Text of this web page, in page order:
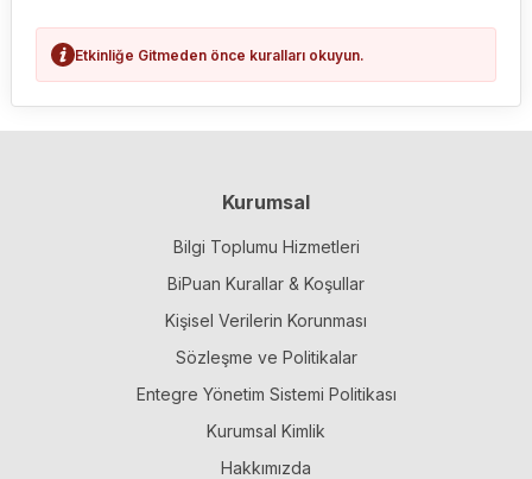
Etkinliğe Gitmeden önce kuralları okuyun.
Kurumsal
Bilgi Toplumu Hizmetleri
BiPuan Kurallar & Koşullar
Kişisel Verilerin Korunması
Sözleşme ve Politikalar
Entegre Yönetim Sistemi Politikası
Kurumsal Kimlik
Hakkımızda